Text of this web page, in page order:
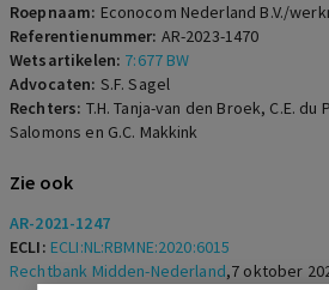
Roepnaam: Econocom Nederland B.V./
Referentienummer: AR-2023-1470
Wetsartikelen: 7:677 BW
Advocaten: S.F. Sagel
Rechters: T.H. Tanja-van den Broek, C.E. du
Salomons en G.C. Makkink
Zie ook
AR-2021-1247
ECLI: ECLI:NL:RBMNE:2020:6015
Rechtbank Midden-Nederland,7 oktober